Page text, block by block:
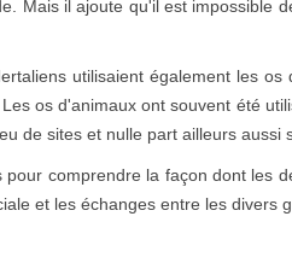
Mais il ajoute qu'il est
utilisaient également les
Les os d'animaux ont souvent été
de sites et nulle part ailleurs aussi
comprendre la façon dont
et les échanges entre les divers